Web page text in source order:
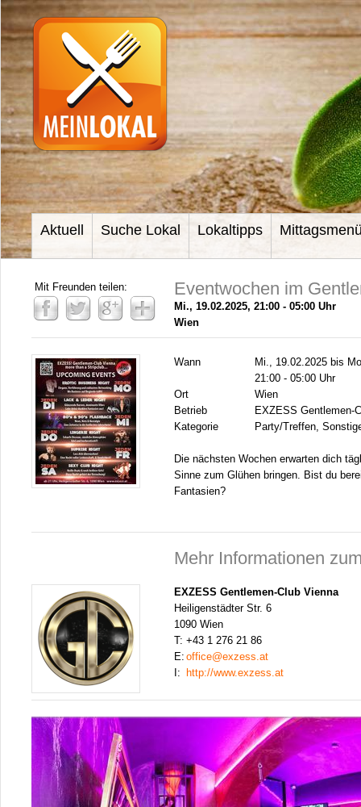
Aktuell Suche Lokal Lokaltipps
Mit Freunden teilen: Eventwochen im
Mi., 19.02.2025, 21:00 - 05:00 Uhr
Wien
Wann
Mi., 19.02.2025 bis
21:00 - 05:00 Uhr
Ort
Wien
Betrieb
EXZESS Gentlemen-
Kategorie
Party/Treffen,
Die nächsten Wochen erwarten dich
Sinne zum Glühen bringen. Bist du
Fantasien?
Mehr Informationen
EXZESS Gentlemen-Club Vienna
Heiligenstädter Str. 6
1090 Wien
T: +43 1 276 21 86
E: office@exzess.at
I:
http://www.exzess.at